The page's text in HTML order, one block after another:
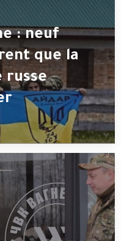
: neuf
que la
russe